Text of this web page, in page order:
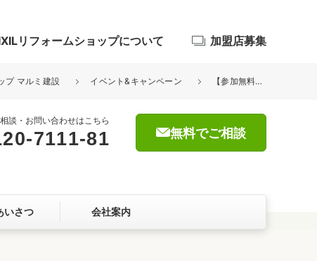
屋根・外壁
リフォームショップについて
らしをつくる、価値・性能向上
加盟店募集
プ マルミ建設 イベント&キャンペーン 【参加無料】★第5回 リフォーム補助金セミナー開催のお知らせ★
談・お問い合わせはこちら
7111-81 無料でご相談
いさつ 会社案内